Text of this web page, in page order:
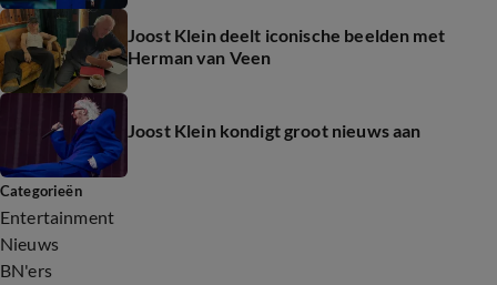
Joost Klein deelt iconische beelden met
Herman van Veen
Joost Klein kondigt groot nieuws aan
Categorieën
Entertainment
Nieuws
BN'ers